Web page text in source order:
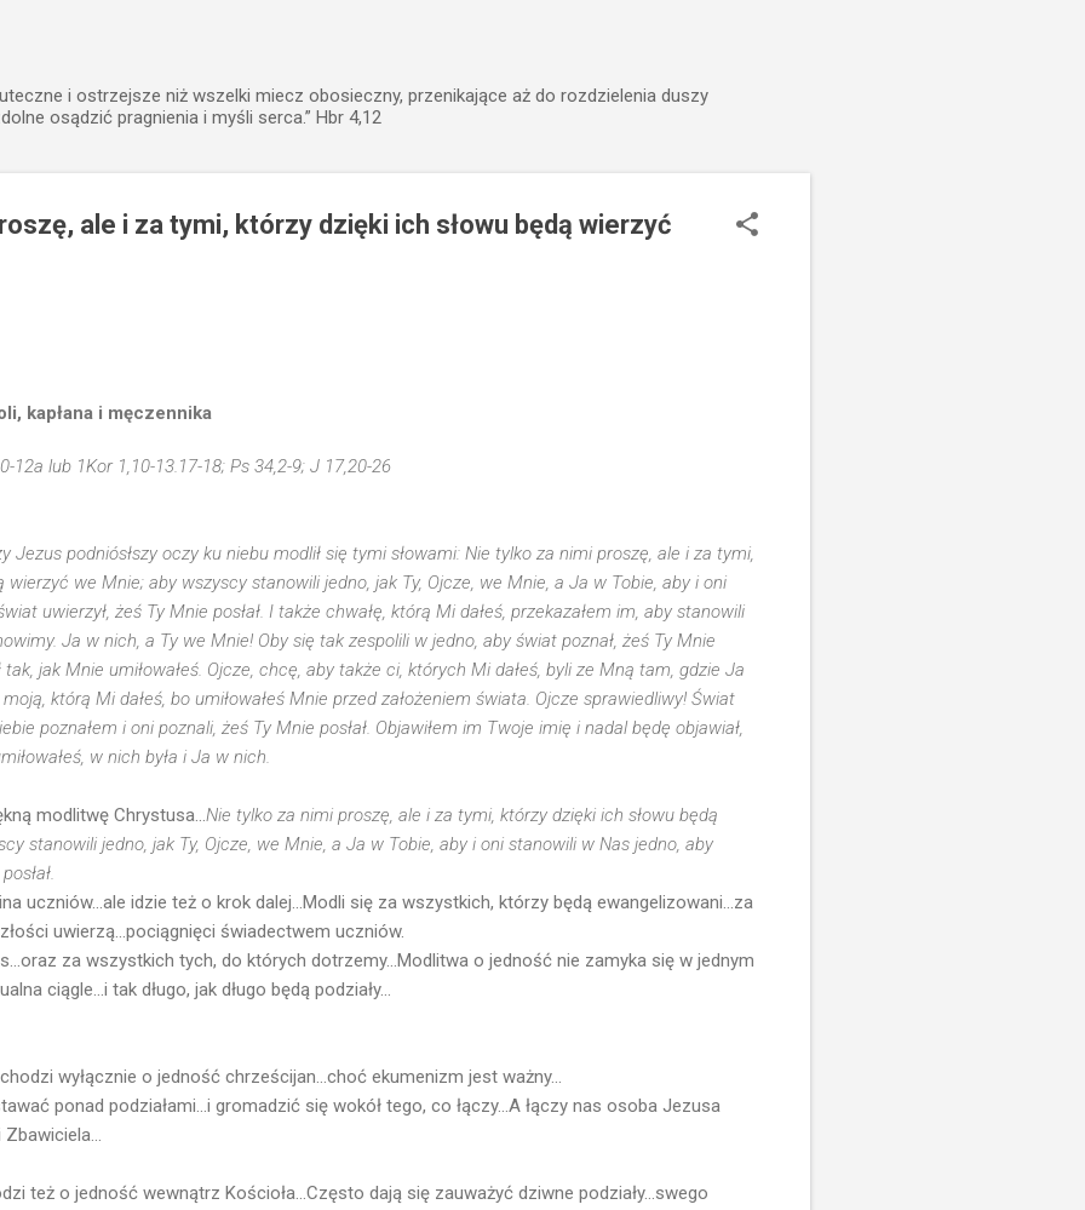
i ostrzejsze niż wszelki miecz obosieczny, przenikające aż do rozdzielenia duszy
osądzić pragnienia i myśli serca.” Hbr 4,12
ale i za tymi, którzy dzięki ich słowu będą wierzyć
kapłana i męczennika
12a lub 1Kor 1,10-13.17-18; Ps 34,2-9; J 17,20-26
Jezus podniósłszy oczy ku niebu modlił się tymi słowami: Nie tylko za nimi proszę, ale i za tymi,
wierzyć we Mnie; aby wszyscy stanowili jedno, jak Ty, Ojcze, we Mnie, a Ja w Tobie, aby i oni
uwierzył, żeś Ty Mnie posłał. I także chwałę, którą Mi dałeś, przekazałem im, aby stanowili
Ja w nich, a Ty we Mnie! Oby się tak zespolili w jedno, aby świat poznał, żeś Ty Mnie
tak, jak Mnie umiłowałeś. Ojcze, chcę, aby także ci, których Mi dałeś, byli ze Mną tam, gdzie Ja
którą Mi dałeś, bo umiłowałeś Mnie przed założeniem świata. Ojcze sprawiedliwy! Świat
poznałem i oni poznali, żeś Ty Mnie posłał. Objawiłem im Twoje imię i nadal będę objawiał,
w nich była i Ja w nich.
modlitwę Chrystusa...Nie tylko za nimi proszę, ale i za tymi, którzy dzięki ich słowu będą
stanowili jedno, jak Ty, Ojcze, we Mnie, a Ja w Tobie, aby i oni stanowili w Nas jedno, aby
uczniów...ale idzie też o krok dalej...Modli się za wszystkich, którzy będą ewangelizowani...za
uwierzą...pociągnięci świadectwem uczniów.
za wszystkich tych, do których dotrzemy...Modlitwa o jedność nie zamyka się w jednym
ciągle...i tak długo, jak długo będą podziały...
wyłącznie o jedność chrześcijan...choć ekumenizm jest ważny...
ponad podziałami...i gromadzić się wokół tego, co łączy...A łączy nas osoba Jezusa
też o jedność wewnątrz Kościoła...Często dają się zauważyć dziwne podziały...swego